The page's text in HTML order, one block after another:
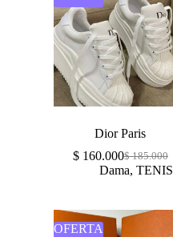
Dior Paris
$185.000
$160.000
Dama,TENIS
OFERTA